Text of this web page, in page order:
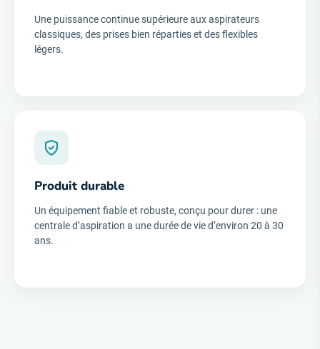
Une puissance continue supérieure aux aspirateurs
classiques, des prises bien réparties et des flexibles
légers.
Produit durable
Un équipement fiable et robuste, conçu pour durer : une
centrale d’aspiration a une durée de vie d’environ 20 à 30
ans.